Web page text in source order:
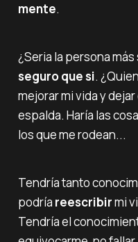
mente.
¿Seria la persona
seguro que si.
mejorar mi vida y
espalda. Haría las
los que me rodean...
Tendría tanto
podría reescribirmi
Tendría el